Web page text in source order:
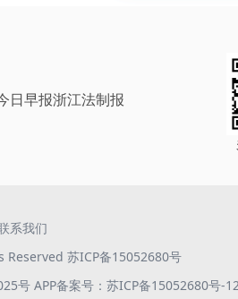
日早报浙江法制报
系我们
Reserved 苏ICP备15052680号
号 APP备案号：苏ICP备15052680号-